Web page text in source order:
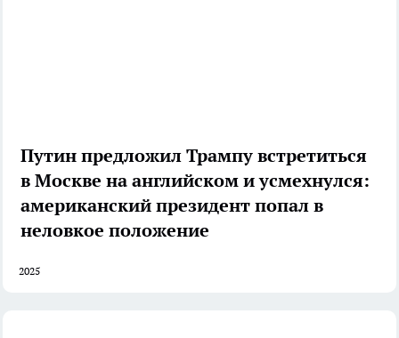
Путин предложил Трампу встретиться
в Москве на английском и усмехнулся:
американский президент попал в
неловкое положение
2025